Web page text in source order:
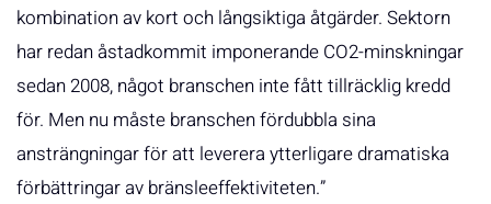
kombination av kort och långsiktiga åtgärder. Sektorn
har redan åstadkommit imponerande CO2-minskningar
sedan 2008, något branschen inte fått tillräcklig kredd
för. Men nu måste branschen fördubbla sina
ansträngningar för att leverera ytterligare dramatiska
förbättringar av bränsleeffektiviteten.”